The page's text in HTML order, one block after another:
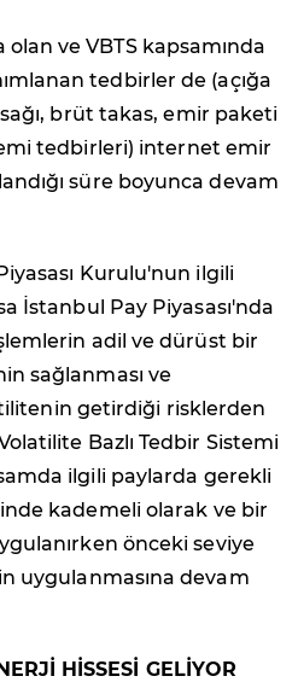
ve VBTS kapsamında
tedbirler de (açığa
brüt takas, emir paketi
tedbirleri) internet emir
süre boyunca devam
Kurulu'nun ilgili
İstanbul Pay Piyasası'nda
adil ve dürüst bir
sağlanması ve
getirdiği risklerden
Bazlı Tedbir Sistemi
ilgili paylarda gerekli
kademeli olarak ve bir
önceki seviye
uygulanmasına devam
HİSSESİ GELİYOR